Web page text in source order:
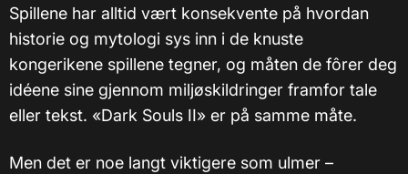
Spillene har alltid vært konsekvente på hvordan
historie og mytologi sys inn i de knuste
kongerikene spillene tegner, og måten de fôrer deg
idéene sine gjennom miljøskildringer framfor tale
eller tekst. «Dark Souls II» er på samme måte.
Men det er noe langt viktigere som ulmer –